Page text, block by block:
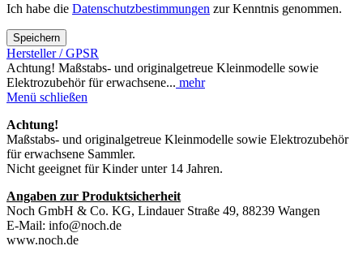
Ich habe die Datenschutzbestimmungen zur Kenntnis genommen.
Speichern
Hersteller / GPSR
Achtung! Maßstabs- und originalgetreue Kleinmodelle sowie
Elektrozubehör für erwachsene... mehr
Menü schließen
Achtung!
Maßstabs- und originalgetreue Kleinmodelle sowie Elektrozubehör
für erwachsene Sammler.
Nicht geeignet für Kinder unter 14 Jahren.
Angaben zur Produktsicherheit
Noch GmbH & Co. KG, Lindauer Straße 49, 88239 Wangen
E-Mail: info@noch.de
www.noch.de